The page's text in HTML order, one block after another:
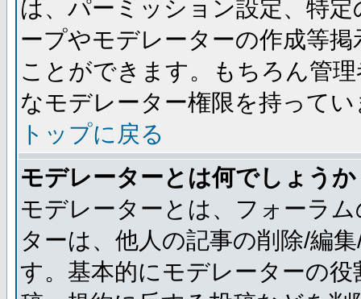
は、パーミッション設定、特
ープやモデレーターの作成等
ことができます。もちろん管
なモデレーター権限を持ってい
トップに戻る
モデレーターとは何でしょうか
モデレーターとは、フォーラ
ターは、他人の記事の削除/編
す。基本的にモデレーターの